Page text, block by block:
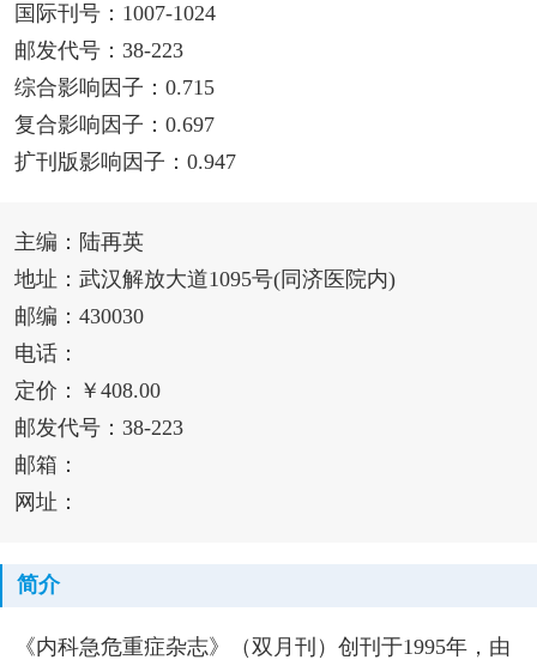
国际刊号：1007-1024
邮发代号：38-223
综合影响因子：0.715
复合影响因子：0.697
扩刊版影响因子：0.947
主编：陆再英
地址：武汉解放大道1095号(同济医院内)
邮编：430030
电话：
定价：￥408.00
邮发代号：38-223
邮箱：
网址：
简介
《内科急危重症杂志》（双月刊）创刊于1995年，由